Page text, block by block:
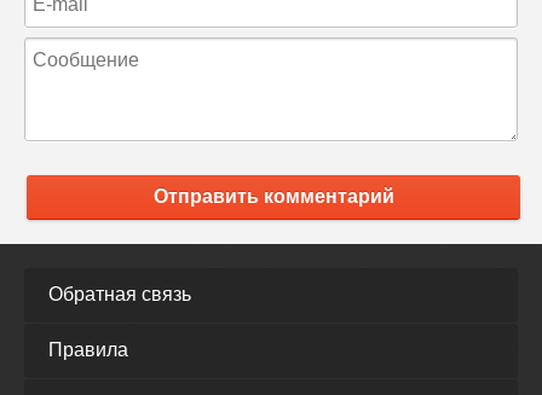
Отправить комментарий
Обратная связь
Правила